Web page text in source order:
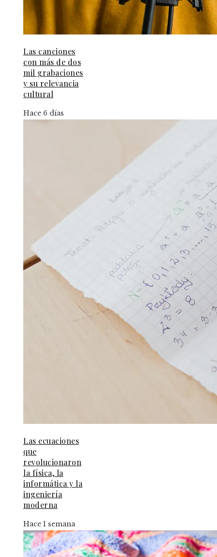
Las canciones
con más de dos
mil grabaciones
y su relevancia
cultural
Hace 6 días
Las ecuaciones
que
revolucionaron
la física, la
informática y la
ingeniería
moderna
Hace 1 semana